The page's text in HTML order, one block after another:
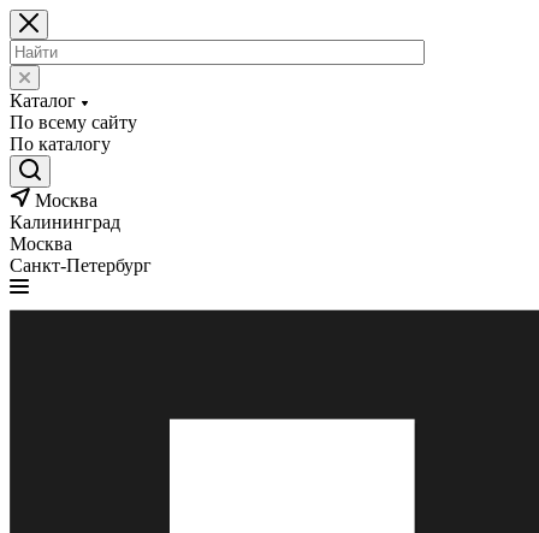
Каталог
По всему сайту
По каталогу
Москва
Калининград
Москва
Санкт-Петербург